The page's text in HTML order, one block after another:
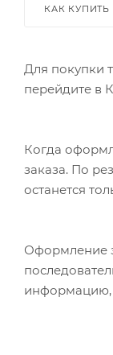
КАК КУПИТЬ
Для покупки
перейдите в
Когда
заказа. По
останется
Оформление
информацию,